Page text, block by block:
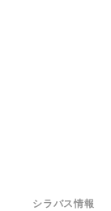
シラバス情報